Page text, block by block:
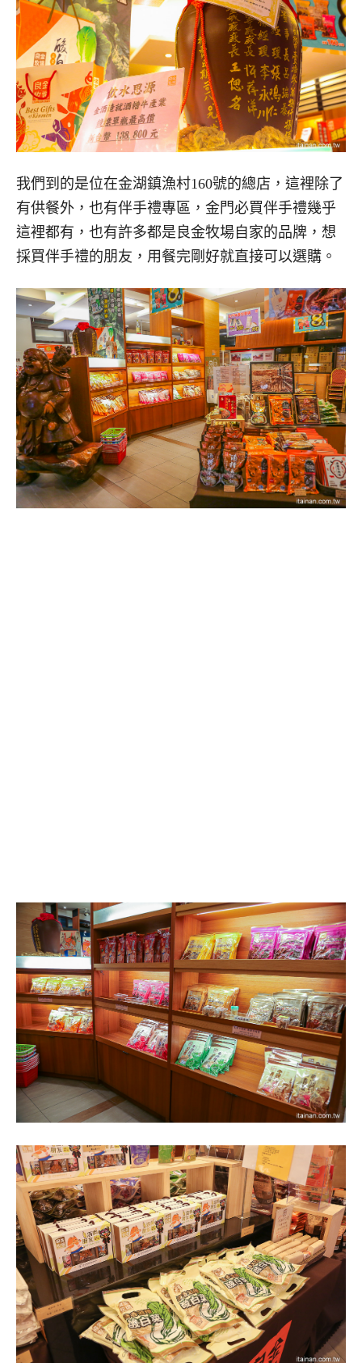
我們到的是位在金湖鎮漁村160號的總店，這裡除了
有供餐外，也有伴手禮專區，金門必買伴手禮幾乎
這裡都有，也有許多都是良金牧場自家的品牌，想
採買伴手禮的朋友，用餐完剛好就直接可以選購。